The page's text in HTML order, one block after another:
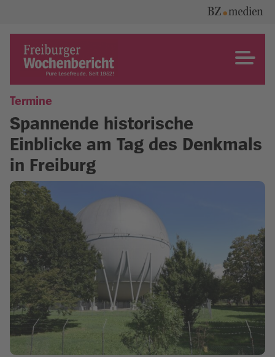
content
Freiburger Wochenbericht
Termine
Spannende historische
Einblicke am Tag des Denkmals
in Freiburg